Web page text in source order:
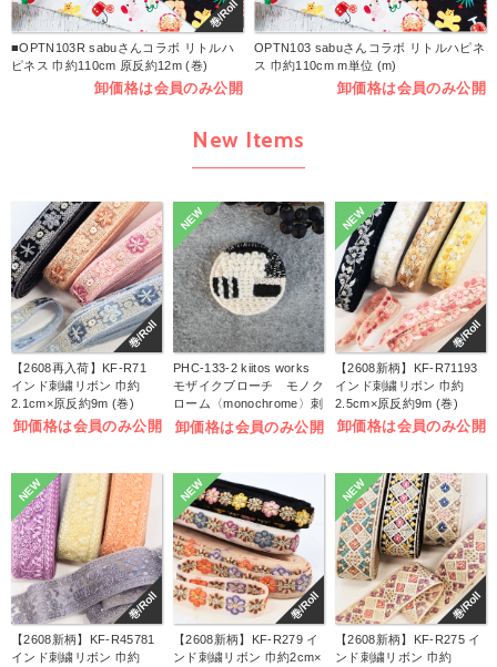
巻/Roll
■OPTN103R sabuさんコラボ リトルハ
ピネス 巾約110cm 原反約12m (巻)
卸価格は会員のみ公開
OPTN103 sabuさんコラボ リトルハピネ
ス 巾約110cm m単位 (m)
卸価格は会員のみ公開
New Items
巻/Roll
【2608再入荷】KF-R71
インド刺繍リボン 巾約
2.1cm×原反約9m (巻)
卸価格は会員のみ公開
NEW
PHC-133-2 kiitos works
モザイクブローチ モノク
ローム〈monochrome〉刺
しゅうキット (袋)
卸価格は会員のみ公開
巻/Roll
NEW
【2608新柄】KF-R71193
インド刺繍リボン 巾約
2.5cm×原反約9m (巻)
卸価格は会員のみ公開
NEW
巻/Roll
【2608新柄】KF-R45781
インド刺繍リボン 巾約
巻/Roll
NEW
【2608新柄】KF-R279 イ
ンド刺繍リボン 巾約2cm×
巻/Roll
NEW
【2608新柄】KF-R275 イ
ンド刺繍リボン 巾約